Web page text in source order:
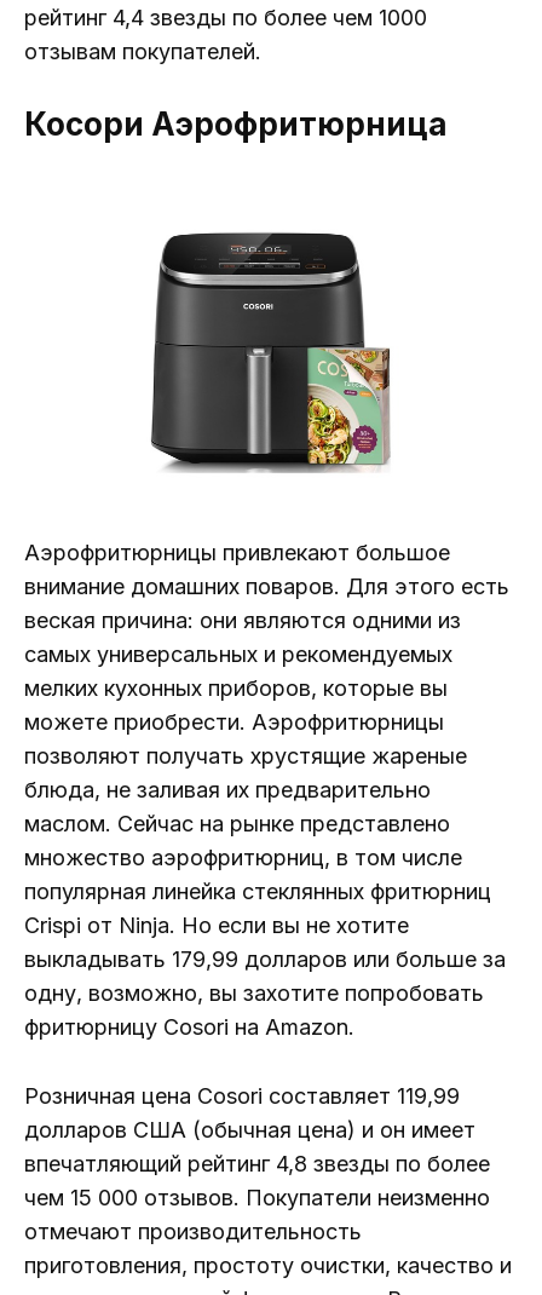
рейтинг 4,4 звезды по более чем 1000
отзывам покупателей.
Косори Аэрофритюрница
Аэрофритюрницы привлекают большое
внимание домашних поваров. Для этого есть
веская причина: они являются одними из
самых универсальных и рекомендуемых
мелких кухонных приборов, которые вы
можете приобрести. Аэрофритюрницы
позволяют получать хрустящие жареные
блюда, не заливая их предварительно
маслом. Сейчас на рынке представлено
множество аэрофритюрниц, в том числе
популярная линейка стеклянных фритюрниц
Crispi от Ninja. Но если вы не хотите
выкладывать 179,99 долларов или больше за
одну, возможно, вы захотите попробовать
фритюрницу Cosori на Amazon.
Розничная цена Cosori составляет 119,99
долларов США (обычная цена) и он имеет
впечатляющий рейтинг 4,8 звезды по более
чем 15 000 отзывов. Покупатели неизменно
отмечают производительность
приготовления, простоту очистки, качество и